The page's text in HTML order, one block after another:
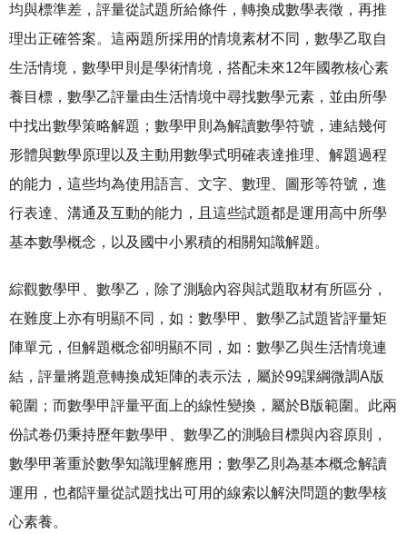
均與標準差，評量從試題所給條件，轉換成數學表徵，再推
理出正確答案。這兩題所採用的情境素材不同，數學乙取自
生活情境，數學甲則是學術情境，搭配未來12年國教核心素
養目標，數學乙評量由生活情境中尋找數學元素，並由所學
中找出數學策略解題；數學甲則為解讀數學符號，連結幾何
形體與數學原理以及主動用數學式明確表達推理、解題過程
的能力，這些均為使用語言、文字、數理、圖形等符號，進
行表達、溝通及互動的能力，且這些試題都是運用高中所學
基本數學概念，以及國中小累積的相關知識解題。
綜觀數學甲、數學乙，除了測驗內容與試題取材有所區分，
在難度上亦有明顯不同，如：數學甲、數學乙試題皆評量矩
陣單元，但解題概念卻明顯不同，如：數學乙與生活情境連
結，評量將題意轉換成矩陣的表示法，屬於99課綱微調A版
範圍；而數學甲評量平面上的線性變換，屬於B版範圍。此兩
份試卷仍秉持歷年數學甲、數學乙的測驗目標與內容原則，
數學甲著重於數學知識理解應用；數學乙則為基本概念解讀
運用，也都評量從試題找出可用的線索以解決問題的數學核
心素養。